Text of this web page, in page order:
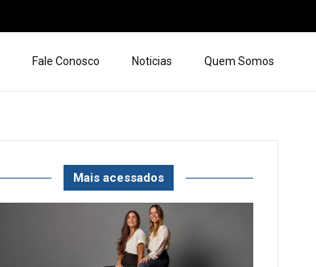
Fale Conosco Noticias Quem Somos
Mais acessados